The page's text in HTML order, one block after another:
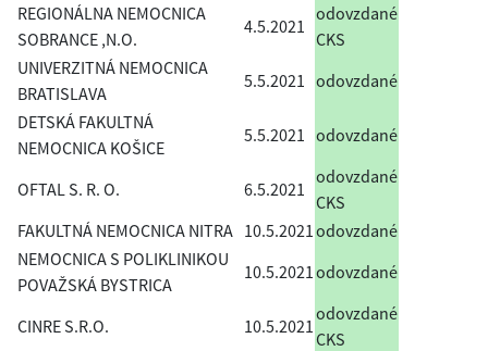
REGIONÁLNA NEMOCNICA
SOBRANCE ,N.O.
4.5.2021
odovzdané
CKS
UNIVERZITNÁ NEMOCNICA
BRATISLAVA
5.5.2021
odovzdané
DETSKÁ FAKULTNÁ
NEMOCNICA KOŠICE
5.5.2021 odovzdané
OFTAL S. R. O. 6.5.2021
odovzdané
CKS
FAKULTNÁ NEMOCNICA NITRA 10.5.2021 odovzdané
NEMOCNICA S POLIKLINIKOU
POVAŽSKÁ BYSTRICA
10.5.2021 odovzdané
CINRE S.R.O. 10.5.2021
odovzdané
CKS